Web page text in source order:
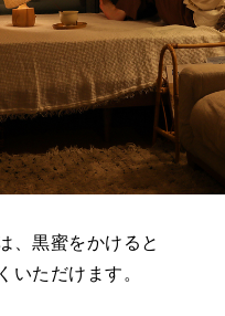
、黒蜜をかけると
いただけます。